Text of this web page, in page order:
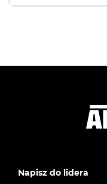
Napisz do lidera